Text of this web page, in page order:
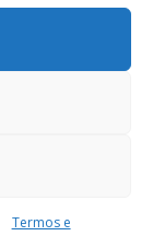
Termos e